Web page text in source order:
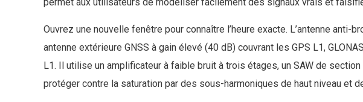
Ouvrez une nouvelle fenêtre pour connaître l’heure exacte. L’antenne anti-
antenne extérieure GNSS à gain élevé (40 dB) couvrant les GPS L1,
L1. Il utilise un amplificateur à faible bruit à trois étages, un SAW de
protéger contre la saturation par des sous-harmoniques de haut niveau et